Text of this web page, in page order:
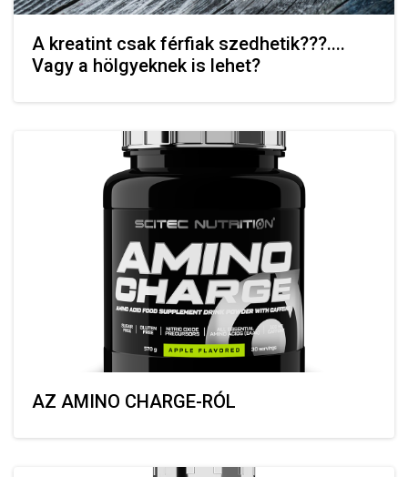
A kreatint csak férfiak szedhetik???....
Vagy a hölgyeknek is lehet?
AZ AMINO CHARGE-RÓL